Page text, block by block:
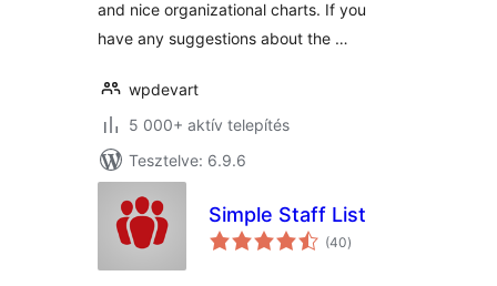
and nice organizational charts. If you
have any suggestions about the …
wpdevart
5 000+ aktív telepítés
Tesztelve: 6.9.6
Simple Staff List
(40értékelés
összesen
)